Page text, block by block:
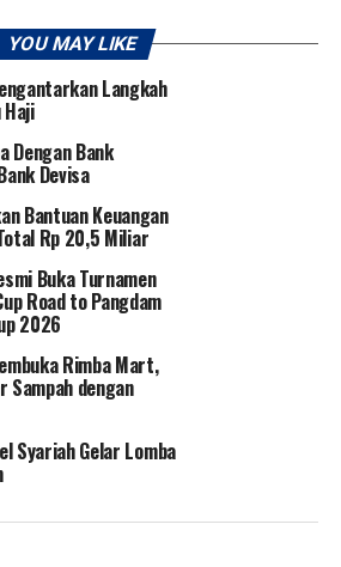
YOU MAY LIKE
Langkah
Haji
Dengan Bank
Devisa
Bantuan Keuangan
Rp 20,5 Miliar
Buka Turnamen
Road to Pangdam
2026
Rimba Mart,
Sampah dengan
Syariah Gelar Lomba